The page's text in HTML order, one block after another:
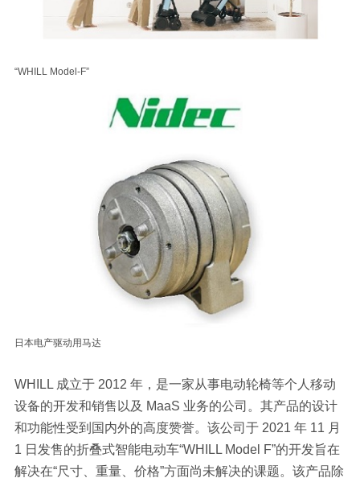
“WHILL Model-F”
日本电产驱动用马达
WHILL 成立于 2012 年，是一家从事电动轮椅等个人移动
设备的开发和销售以及 MaaS 业务的公司。其产品的设计
和功能性受到国内外的高度赞誉。该公司于 2021 年 11 月
1 日发售的折叠式智能电动车“WHILL Model F”的开发旨在
解决在“尺寸、重量、价格”方面尚未解决的课题。该产品除